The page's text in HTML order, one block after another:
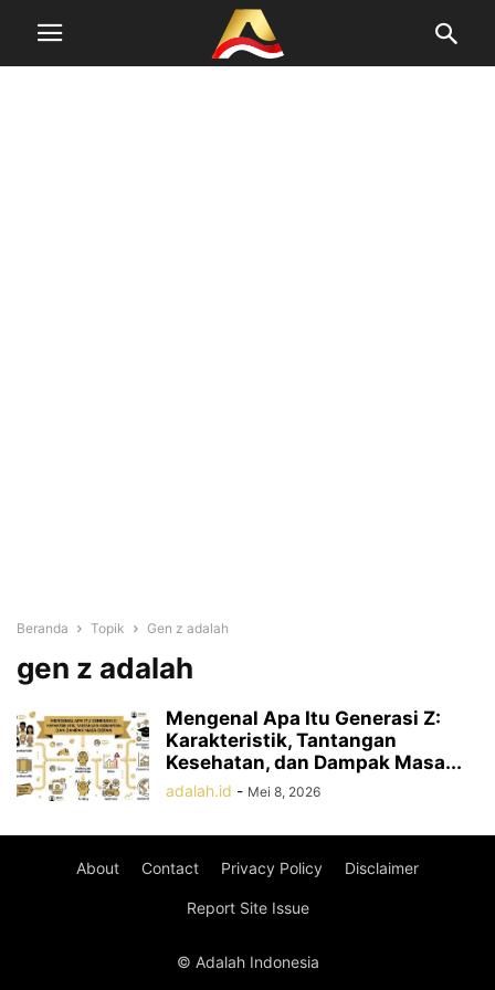
Beranda Topik Gen z adalah
gen z adalah
Mengenal Apa Itu Generasi Z:
Karakteristik, Tantangan
Kesehatan, dan Dampak Masa...
adalah.id - Mei 8, 2026
About Contact Privacy Policy Disclaimer
Report Site Issue
© Adalah Indonesia